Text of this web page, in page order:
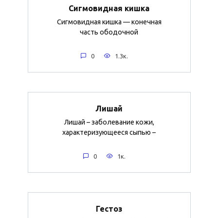
Сигмовидная кишка
Сигмовидная кишка — конечная
часть ободочной
0 1.3к.
Лишай
Лишай – заболевание кожи,
характеризующееся сыпью –
0 1к.
Гестоз